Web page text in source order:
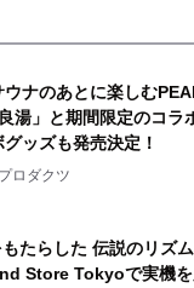
ナのあとに楽しむ
」と期間限定のコラ
ッズも発売決定！
ロダクツ
たらした 伝説のリズ
Store Tokyoで実機